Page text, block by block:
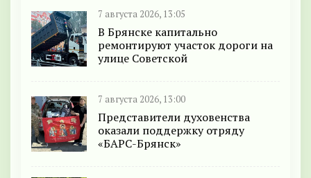
7 августа 2026, 13:05
В Брянске капитально
ремонтируют участок дороги на
улице Советской
7 августа 2026, 13:00
Представители духовенства
оказали поддержку отряду
«БАРС-Брянск»